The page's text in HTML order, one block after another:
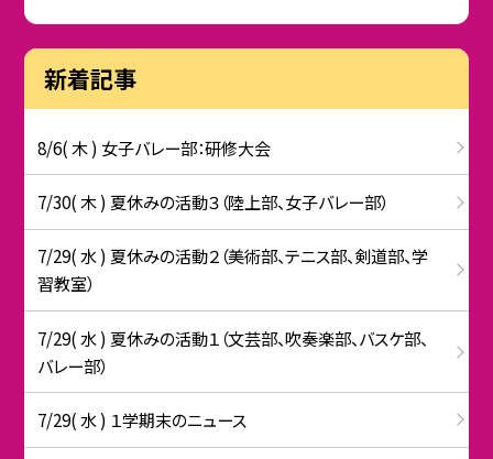
新着記事
8/6( 木 ) 女子バレー部：研修大会
7/30( 木 ) 夏休みの活動３（陸上部、女子バレー部）
7/29( 水 ) 夏休みの活動２（美術部、テニス部、剣道部、学
習教室）
7/29( 水 ) 夏休みの活動１（文芸部、吹奏楽部、バスケ部、
バレー部）
7/29( 水 ) １学期末のニュース